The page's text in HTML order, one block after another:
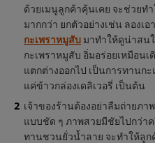
ด้วยเมนูลูกค้าคุ้นเคย จะช่วยท
มากกว่า ยกตัวอย่างเช่น ลองเ
กะเพราหมูสับ มาทำให้ดูน่าสน
กะเพราหมูสับ อิ่มอร่อยเหมือน
แตกต่างออกไป เป็นการทานก
แค่ข้าวกล่องเดลิเวอรี่ เป็นต้น
เจ้าของร้านต้องอย่าลืมถ่ายภ
แบบชัด ๆ ภาพสวยมีชัยไปกว่า
ทานชวนยั่วน้ำลาย จะทำให้ลู